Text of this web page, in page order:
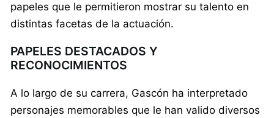
papeles que le permitieron mostrar su talento en
distintas facetas de la actuación.
PAPELES DESTACADOS Y
RECONOCIMIENTOS
A lo largo de su carrera, Gascón ha interpretado
personajes memorables que le han valido diversos